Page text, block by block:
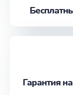
Ремонт
Гарантия